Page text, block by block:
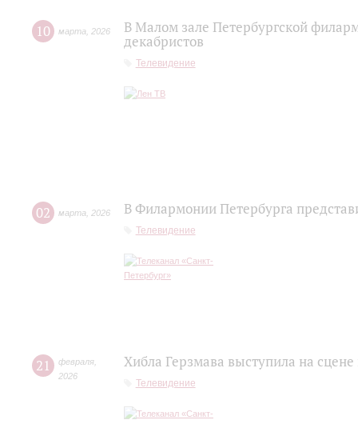
10 марта 2026
В Малом зале Петербургской
декабристов
Телевидение
02 марта 2026 В Филармонии Петербурга
Телевидение
21 февраля
2026
Хибла Герзмава выступила на
Телевидение